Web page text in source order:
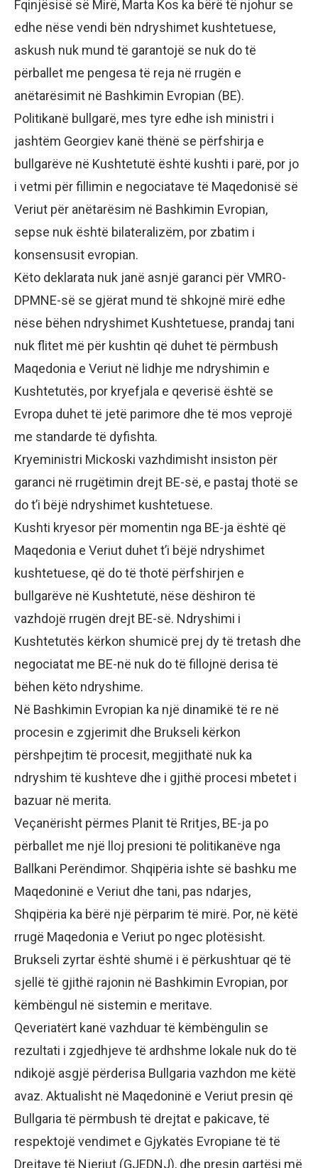
Fqinjësisë së Mirë, Marta Kos ka bërë të njohur se
edhe nëse vendi bën ndryshimet kushtetuese,
askush nuk mund të garantojë se nuk do të
përballet me pengesa të reja në rrugën e
anëtarësimit në Bashkimin Evropian (BE).
Politikanë bullgarë, mes tyre edhe ish ministri i
jashtëm Georgiev kanë thënë se përfshirja e
bullgarëve në Kushtetutë është kushti i parë, por jo
i vetmi për fillimin e negociatave të Maqedonisë së
Veriut për anëtarësim në Bashkimin Evropian,
sepse nuk është bilateralizëm, por zbatim i
konsensusit evropian.
Këto deklarata nuk janë asnjë garanci për VMRO-
DPMNE-së se gjërat mund të shkojnë mirë edhe
nëse bëhen ndryshimet Kushtetuese, prandaj tani
nuk flitet më për kushtin që duhet të përmbush
Maqedonia e Veriut në lidhje me ndryshimin e
Kushtetutës, por kryefjala e qeverisë është se
Evropa duhet të jetë parimore dhe të mos veprojë
me standarde të dyfishta.
Kryeministri Mickoski vazhdimisht insiston për
garanci në rrugëtimin drejt BE-së, e pastaj thotë se
do t’i bëjë ndryshimet kushtetuese.
Kushti kryesor për momentin nga BE-ja është që
Maqedonia e Veriut duhet t’i bëjë ndryshimet
kushtetuese, që do të thotë përfshirjen e
bullgarëve në Kushtetutë, nëse dëshiron të
vazhdojë rrugën drejt BE-së. Ndryshimi i
Kushtetutës kërkon shumicë prej dy të tretash dhe
negociatat me BE-në nuk do të fillojnë derisa të
bëhen këto ndryshime.
Në Bashkimin Evropian ka një dinamikë të re në
procesin e zgjerimit dhe Brukseli kërkon
përshpejtim të procesit, megjithatë nuk ka
ndryshim të kushteve dhe i gjithë procesi mbetet i
bazuar në merita.
Veçanërisht përmes Planit të Rritjes, BE-ja po
përballet me një lloj presioni të politikanëve nga
Ballkani Perëndimor. Shqipëria ishte së bashku me
Maqedoninë e Veriut dhe tani, pas ndarjes,
Shqipëria ka bërë një përparim të mirë. Por, në këtë
rrugë Maqedonia e Veriut po ngec plotësisht.
Brukseli zyrtar është shumë i ë përkushtuar që të
sjellë të gjithë rajonin në Bashkimin Evropian, por
këmbëngul në sistemin e meritave.
Qeveriatërt kanë vazhduar të këmbëngulin se
rezultati i zgjedhjeve të ardhshme lokale nuk do të
ndikojë asgjë përderisa Bullgaria vazhdon me këtë
avaz. Aktualisht në Maqedoninë e Veriut presin që
Bullgaria të përmbush të drejtat e pakicave, të
respektojë vendimet e Gjykatës Evropiane të të
Drejtave të Njeriut (GJEDNJ), dhe presin qartësi më